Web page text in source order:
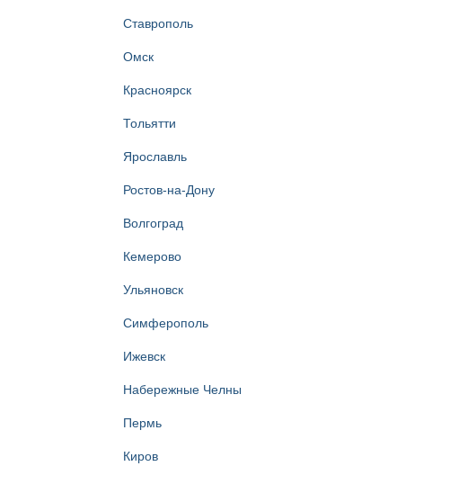
Ставрополь
Омск
Красноярск
Тольятти
Ярославль
Ростов-на-Дону
Волгоград
Кемерово
Ульяновск
Симферополь
Ижевск
Набережные Челны
Пермь
Киров